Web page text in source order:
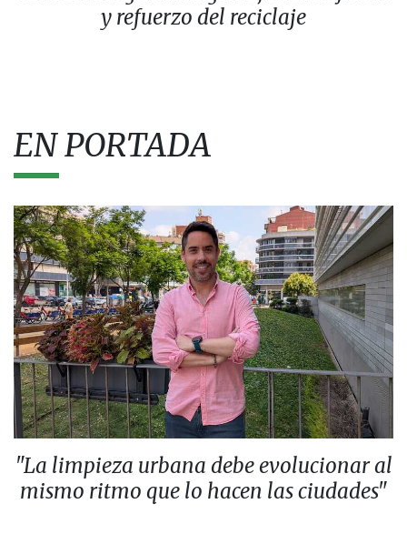
y refuerzo del reciclaje
EN PORTADA
"La limpieza urbana debe evolucionar al
mismo ritmo que lo hacen las ciudades"